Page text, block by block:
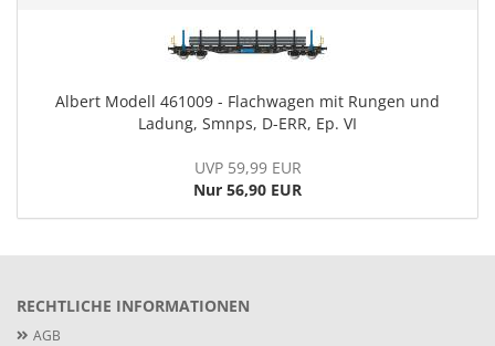
Albert Modell 461009 - Flachwagen mit Rungen und
Ladung, Smnps, D-ERR, Ep. VI
UVP 59,99 EUR
Nur 56,90 EUR
RECHTLICHE INFORMATIONEN
AGB